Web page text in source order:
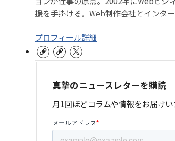
援を手掛ける。Web制作会社とインタ
プロフィール詳細
真摯のニュースレターを購読
月1回ほどコラムや情報をお届けい